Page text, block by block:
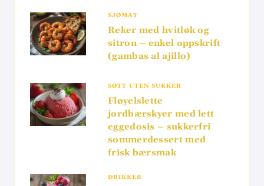
SJØMAT
Reker med hvitløk og
sitron – enkel oppskrift
(gambas al ajillo)
SØTT UTEN SUKKER
Fløyelslette
jordbærskyer med lett
eggedosis – sukkerfri
sommerdessert med
frisk bærsmak
DRIKKER